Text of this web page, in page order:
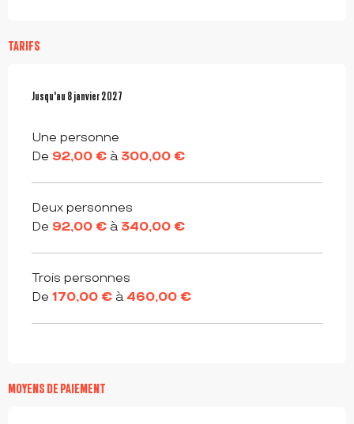
TARIFS
Du3 janvier 2026au8 janvier 2027
Jusqu'au 8 janvier 2027
Une personne
De 92,00 € à 300,00 €
Deux personnes
De 92,00 € à 340,00 €
Trois personnes
De 170,00 € à 460,00 €
MOYENS DE PAIEMENT